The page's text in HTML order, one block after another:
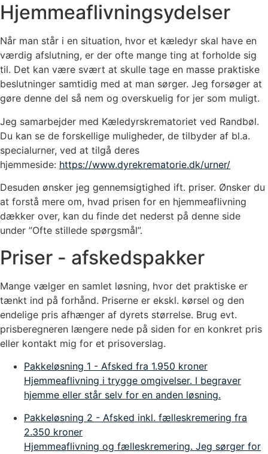
Hjemmeaflivningsydelser
Når man står i en situation, hvor et kæledyr skal have en
værdig afslutning, er der ofte mange ting at forholde sig
til. Det kan være svært at skulle tage en masse praktiske
beslutninger samtidig med at man sørger. Jeg forsøger at
gøre denne del så nem og overskuelig for jer som muligt.
Jeg samarbejder med Kæledyrskrematoriet ved Randbøl.
Du kan se de forskellige muligheder, de tilbyder af bl.a.
specialurner, ved at tilgå deres
hjemmeside: https://www.dyrekrematorie.dk/urner/
Desuden ønsker jeg gennemsigtighed ift. priser. Ønsker du
at forstå mere om, hvad prisen for en hjemmeaflivning
dækker over, kan du finde det nederst på denne side
under ”Ofte stillede spørgsmål”.
Priser - afskedspakker
Mange vælger en samlet løsning, hvor det praktiske er
tænkt ind på forhånd. Priserne er ekskl. kørsel og den
endelige pris afhænger af dyrets størrelse. Brug evt.
prisberegneren længere nede på siden for en konkret pris
eller kontakt mig for et prisoverslag.
Pakkeløsning 1 - Afsked fra 1.950 kroner
Hjemmeaflivning i trygge omgivelser. I begraver
hjemme eller står selv for en anden løsning.
Pakkeløsning 2 - Afsked inkl. fælleskremering fra
2.350 kroner
Hjemmeaflivning og fælleskremering. Jeg sørger for